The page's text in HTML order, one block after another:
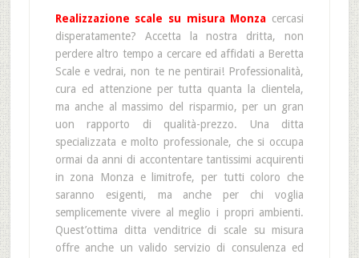
Realizzazione scale su misura Monza cercasi
disperatamente? Accetta la nostra dritta, non
perdere altro tempo a cercare ed affidati a Beretta
Scale e vedrai, non te ne pentirai! Professionalità,
cura ed attenzione per tutta quanta la clientela,
ma anche al massimo del risparmio, per un gran
uon rapporto di qualità-prezzo. Una ditta
specializzata e molto professionale, che si occupa
ormai da anni di accontentare tantissimi acquirenti
in zona Monza e limitrofe, per tutti coloro che
saranno esigenti, ma anche per chi voglia
semplicemente vivere al meglio i propri ambienti.
Quest’ottima ditta venditrice di scale su misura
offre anche un valido servizio di consulenza ed